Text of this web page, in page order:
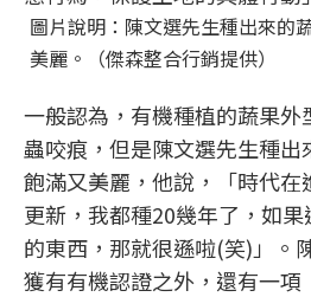
圖片說明：陳文選先生種出來的
美麗。（傑森整合行銷提供）
一般認為，有機種植的蔬果外
蟲咬痕，但是陳文選先生種
飽滿又美麗，他說，「時代在
更新，我都種20幾年了，如
的東西，那就很遜啦(笑)」。
獲有有機認證之外，還有一項